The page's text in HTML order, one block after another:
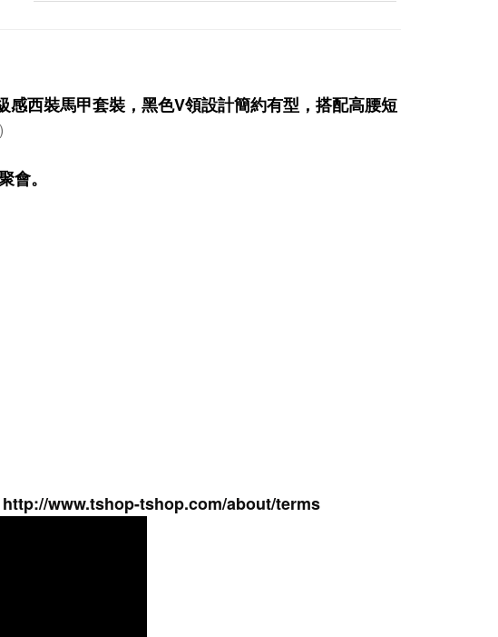
西裝馬甲套裝，黑色V領設計簡約有型，搭配高腰短
會。
http://www.tshop-tshop.com/about/terms